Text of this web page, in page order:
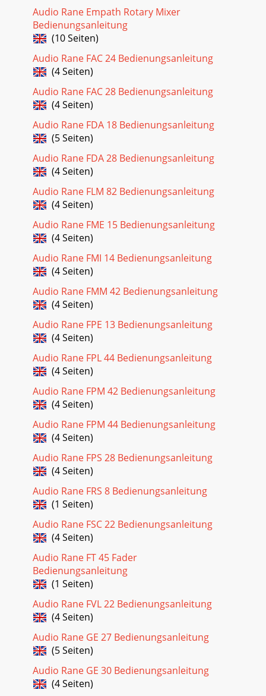
Audio Rane Empath Rotary Mixer
Bedienungsanleitung
(10 Seiten)
Audio Rane FAC 24 Bedienungsanleitung
(4 Seiten)
Audio Rane FAC 28 Bedienungsanleitung
(4 Seiten)
Audio Rane FDA 18 Bedienungsanleitung
(5 Seiten)
Audio Rane FDA 28 Bedienungsanleitung
(4 Seiten)
Audio Rane FLM 82 Bedienungsanleitung
(4 Seiten)
Audio Rane FME 15 Bedienungsanleitung
(4 Seiten)
Audio Rane FMI 14 Bedienungsanleitung
(4 Seiten)
Audio Rane FMM 42 Bedienungsanleitung
(4 Seiten)
Audio Rane FPE 13 Bedienungsanleitung
(4 Seiten)
Audio Rane FPL 44 Bedienungsanleitung
(4 Seiten)
Audio Rane FPM 42 Bedienungsanleitung
(4 Seiten)
Audio Rane FPM 44 Bedienungsanleitung
(4 Seiten)
Audio Rane FPS 28 Bedienungsanleitung
(4 Seiten)
Audio Rane FRS 8 Bedienungsanleitung
(1 Seiten)
Audio Rane FSC 22 Bedienungsanleitung
(4 Seiten)
Audio Rane FT 45 Fader
Bedienungsanleitung
(1 Seiten)
Audio Rane FVL 22 Bedienungsanleitung
(4 Seiten)
Audio Rane GE 27 Bedienungsanleitung
(5 Seiten)
Audio Rane GE 30 Bedienungsanleitung
(4 Seiten)